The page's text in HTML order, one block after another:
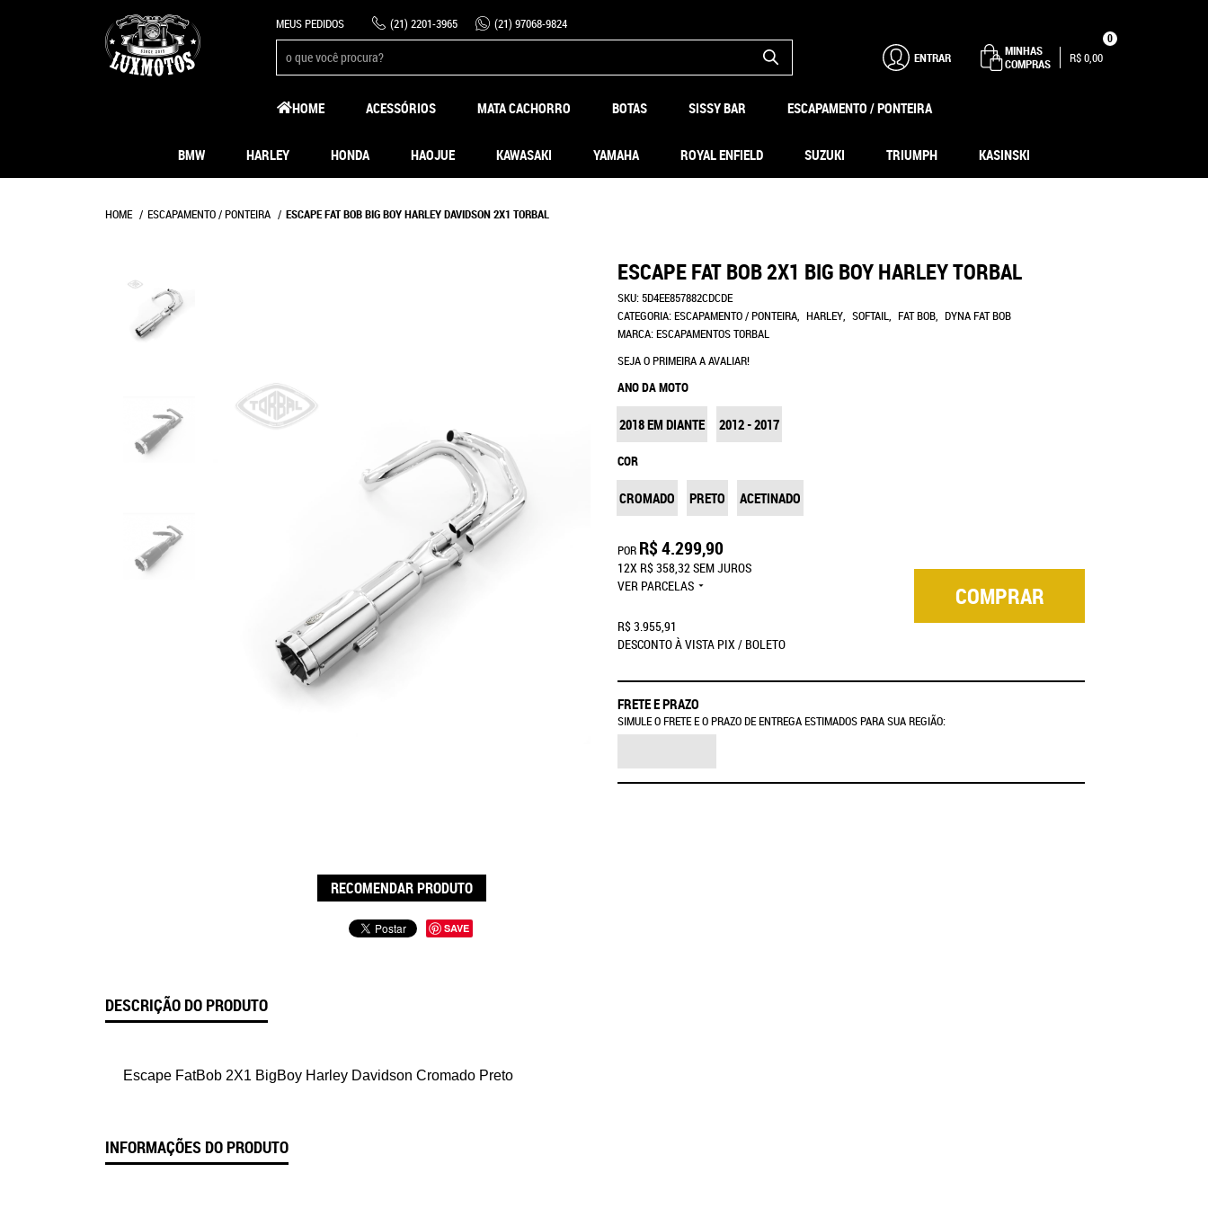
MEUS PEDIDOS (21) 2201-3965 (21) 97068-9824
ENTRAR
MINHAS
COMPRAS
0
R$ 0,00
HOME ACESSÓRIOS MATA CACHORRO BOTAS SISSY BAR ESCAPAMENTO / PONTEIRA
BMW HARLEY HONDA HAOJUE KAWASAKI YAMAHA ROYAL ENFIELD SUZUKI TRIUMPH KASINSKI
HOME ESCAPAMENTO / PONTEIRA ESCAPE FAT BOB BIG BOY HARLEY DAVIDSON 2X1 TORBAL
RECOMENDAR PRODUTO
SAVE
ESCAPE FAT BOB 2X1 BIG BOY HARLEY TORBAL
SKU:5D4EE857882CDCDE
CATEGORIA:ESCAPAMENTO / PONTEIRA HARLEY SOFTAIL FAT BOB DYNA FAT BOB
MARCA:ESCAPAMENTOS TORBAL
SEJA O PRIMEIRA A AVALIAR!
ANO DA MOTO
2018 EM DIANTE 2012 - 2017
COR
CROMADO PRETO ACETINADO
POR R$ 4.299,90
R$ 3.955,91
DESCONTO À VISTA PIX / BOLETO
12X R$ 358,32SEM JUROS
VER PARCELAS
COMPRAR
FRETE E PRAZO
SIMULE O FRETE E O PRAZO DE ENTREGA ESTIMADOS PARA SUA REGIÃO:
DESCRIÇÃO DO PRODUTO
Escape FatBob 2X1 BigBoy Harley Davidson Cromado Preto
INFORMAÇÕES DO PRODUTO